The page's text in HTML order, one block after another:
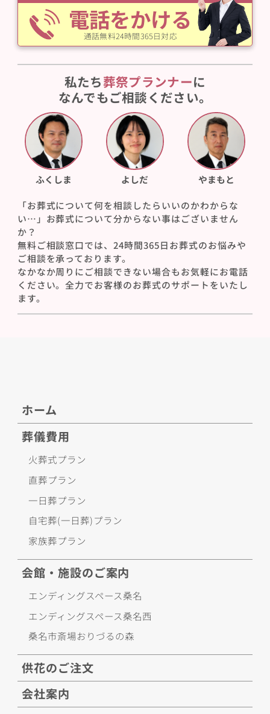
電話をかける
通話無料24時間365日対応
私たち葬祭プランナーに
なんでもご相談ください。
ふくしま よしだ やまもと
「お葬式について何を相談したらいいのかわからな
い…」お葬式について分からない事はございません
か？
無料ご相談窓口では、24時間365日お葬式のお悩みや
ご相談を承っております。
なかなか周りにご相談できない場合もお気軽にお電話
ください。全力でお客様のお葬式のサポートをいたし
ます。
ホーム
葬儀費用
火葬式プラン
直葬プラン
一日葬プラン
自宅葬(一日葬)プラン
家族葬プラン
会館・施設のご案内
エンディングスペース桑名
エンディングスペース桑名西
桑名市斎場おりづるの森
供花のご注文
会社案内